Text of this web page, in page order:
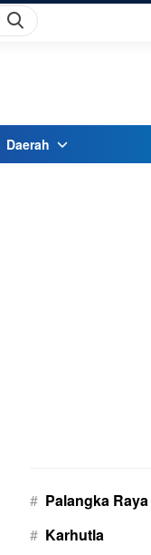
Daerah
# Palangka Raya
# Karhutla